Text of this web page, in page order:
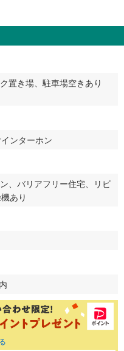
置き場、駐車場空きあり
ンターホン
、バリアフリー住宅、リビ
あり